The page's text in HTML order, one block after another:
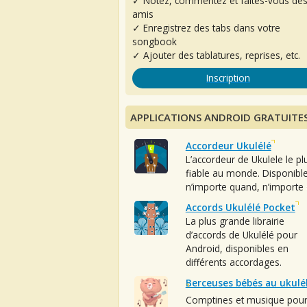
amis
✓ Enregistrez des tabs dans votre
songbook
✓ Ajouter des tablatures, reprises, etc.
Inscription
APPLICATIONS ANDROID
Accordeur Ukulélé
L’accordeur de Ukulele le
fiable au monde. Disponible
n’importe quand, n’importe
Accords Ukulélé Pocket
La plus grande librairie
d’accords de Ukulélé pour
Android, disponibles en
différents accordages.
Berceuses bébés au
Comptines et musique pour